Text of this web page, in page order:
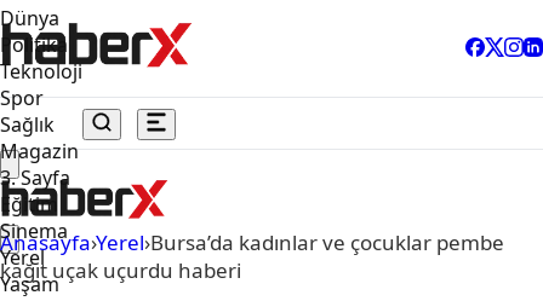
Dünya
Politika
Teknoloji
Spor
Sağlık
Magazin
3. Sayfa
Eğitim
Sinema
Yerel
Yaşam
Anasayfa›Yerel›Bursa’da kadınlar ve çocuklar pembe
kağıt uçak uçurdu haberi